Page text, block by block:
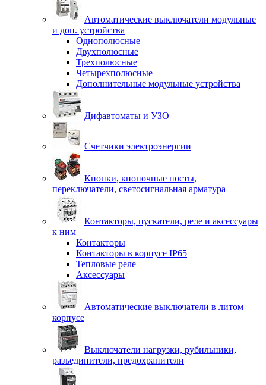
Автоматические выключатели модульные
и доп. устройства
Однополюсные
Двухполюсные
Трехполюсные
Четырехполюсные
Дополнительные модульные устройства
Дифавтоматы и УЗО
Счетчики электроэнергии
Кнопки, кнопочные посты,
переключатели, светосигнальная арматура
Контакторы, пускатели, реле и аксессуары
к ним
Контакторы
Контакторы в корпусе IP65
Тепловые реле
Аксессуары
Автоматические выключатели в литом
корпусе
Выключатели нагрузки, рубильники,
разъединители, предохранители